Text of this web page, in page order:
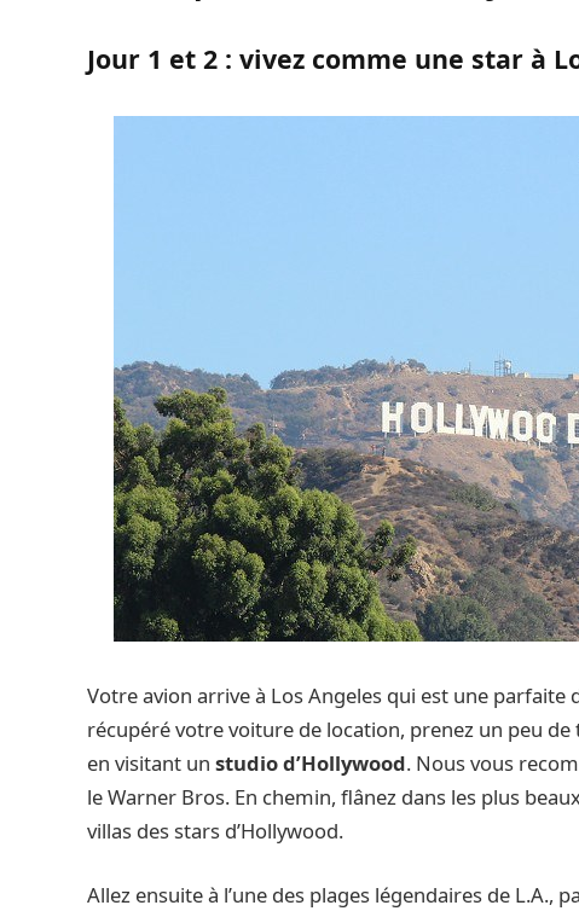
Jour 1 et 2 : vivez comme une star à
Votre avion arrive à Los Angeles qui est une
récupéré votre voiture de location, prenez un peu
en visitant un studio d’Hollywood. Nous vous
le Warner Bros. En chemin, flânez dans les plus
villas des stars d’Hollywood.
Allez ensuite à l’une des plages légendaires de L.A.,